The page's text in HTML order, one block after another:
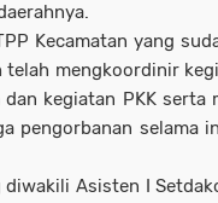
Kecamatan yang
mengkoordinir
kegiatan PKK serta
pengorbanan selama
Asisten I